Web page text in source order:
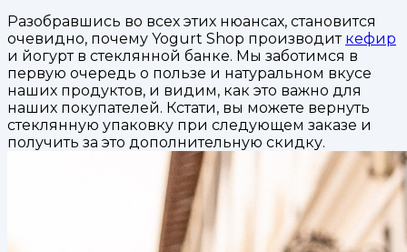
Разобравшись во всех этих нюансах, становится
очевидно, почему Yogurt Shop производит кефир
и йогурт в стеклянной банке. Мы заботимся в
первую очередь о пользе и натуральном вкусе
наших продуктов, и видим, как это важно для
наших покупателей. Кстати, вы можете вернуть
стеклянную упаковку при следующем заказе и
получить за это дополнительную скидку.